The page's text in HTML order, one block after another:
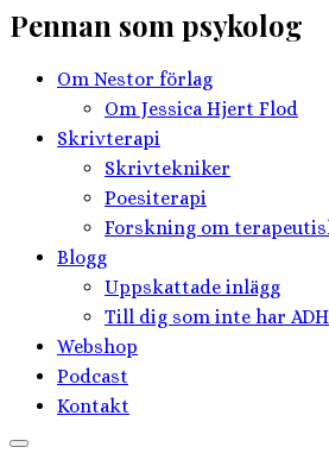
Pennan som psykolog
Om Nestor förlag
Om Jessica Hjert Flod
Skrivterapi
Skrivtekniker
Poesiterapi
Forskning om
Blogg
Uppskattade inlägg
Till dig som inte har
Webshop
Podcast
Kontakt